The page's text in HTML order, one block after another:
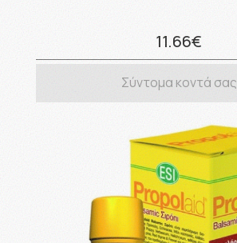
11.66€
Σύντομα κοντά σας